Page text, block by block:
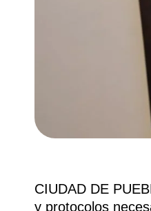
CIUDAD DE
y protocolos